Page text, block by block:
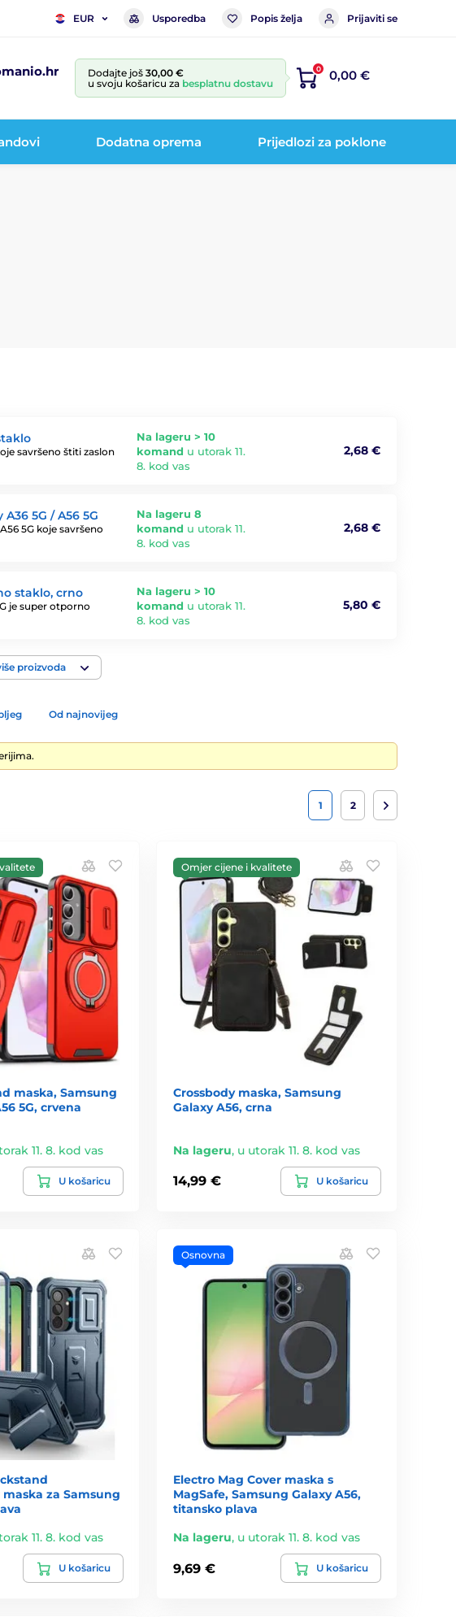
EUR Usporedba Popis želja Prijaviti se
Dodajte još 30,00 €
u svoju košaricu za besplatnu dostavu
0 0,00 €
Dodatna oprema Prijedlozi za poklone
savršeno štiti zaslon
Na lageru > 10
komand u utorak 11.
8. kod vas
2,68 €
5G / A56 5G
5G koje savršeno
Na lageru 8
komand u utorak 11.
8. kod vas
2,68 €
staklo, crno
je super otporno
Na lageru > 10
komand u utorak 11.
8. kod vas
5,80 €
proizvoda
Od najnovijeg
1 2
maska, Samsung
5G, crvena
11. 8. kod vas
U košaricu
Omjer cijene i kvalitete
Crossbody maska, Samsung
Galaxy A56, crna
Na lageru, u utorak 11. 8. kod vas
14,99 € U košaricu
za Samsung
11. 8. kod vas
U košaricu
Osnovna
Electro Mag Cover maska s
MagSafe, Samsung Galaxy A56,
titansko plava
Na lageru, u utorak 11. 8. kod vas
9,69 € U košaricu